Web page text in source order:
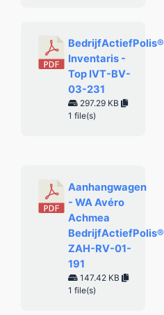
BedrijfActiefPolis®
Inventaris -
Top IVT-BV-
03-231
297.29 KB
1 file(s)
Aanhangwagen
- WA Avéro
Achmea
BedrijfActiefPolis®
ZAH-RV-01-
191
147.42 KB
1 file(s)